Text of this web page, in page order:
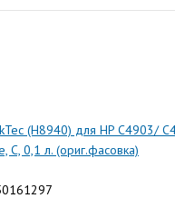
(H8940) для HP C4903/
C, 0,1 л. (ориг.фасовка)